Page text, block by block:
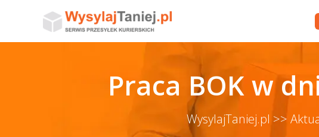
Praca BOK w
WysylajTaniej.pl >>